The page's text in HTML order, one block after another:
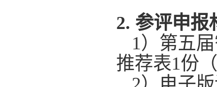
2. 参评申报
1）第五
推荐表1份